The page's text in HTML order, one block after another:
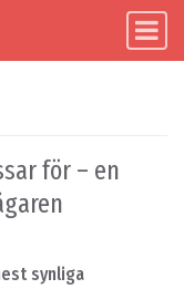
för – en
synliga